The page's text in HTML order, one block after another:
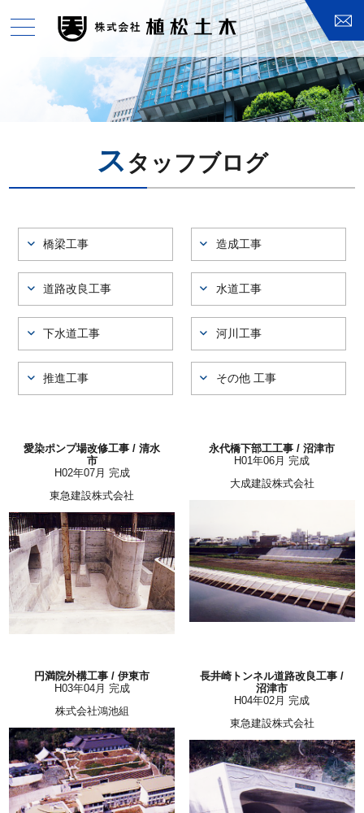
toggle
navigation
スタッフブログ
橋梁工事 造成工事
道路改良工事 水道工事
下水道工事 河川工事
推進工事 その他 工事
愛染ポンプ場改修工事 / 清水
市
H02年07月 完成
東急建設株式会社
永代橋下部工工事 / 沼津市
H01年06月 完成
大成建設株式会社
円満院外構工事 / 伊東市
H03年04月 完成
株式会社鴻池組
長井崎トンネル道路改良工事 /
沼津市
H04年02月 完成
東急建設株式会社